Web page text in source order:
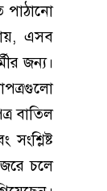
পাঠানো
এসব
জন্য।
বাতিল
চলে